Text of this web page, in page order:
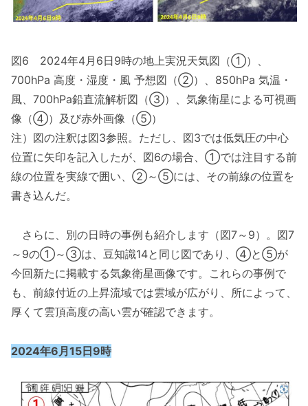
図6 2024年4月6日9時の地上実況天気図（①）、
700hPa 高度・湿度・風 予想図（②）、850hPa 気温・
風、700hPa鉛直流解析図（③）、気象衛星による可視画
像（④）及び赤外画像（⑤）
注）図の注釈は図3参照。ただし、図3では低気圧の中心
位置に矢印を記入したが、図6の場合、①では注目する前
線の位置を実線で囲い、②～⑤には、その前線の位置を
書き込んだ。
さらに、別の日時の事例も紹介します（図7～9）。図7
～9の①～③は、豆知識14と同じ図であり、④と⑤が
今回新たに掲載する気象衛星画像です。これらの事例で
も、前線付近の上昇流域では雲域が広がり、所によって、
厚くて雲頂高度の高い雲が確認できます。
2024年6月15日9時